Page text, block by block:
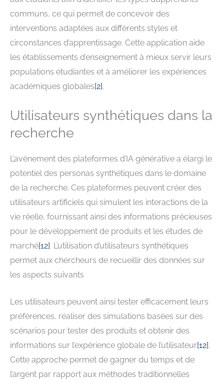
communs, ce qui permet de concevoir des
interventions adaptées aux différents styles et
circonstances d’apprentissage. Cette application aide
les établissements d’enseignement à mieux servir leurs
populations étudiantes et à améliorer les expériences
académiques globales[2].
Utilisateurs synthétiques dans la
recherche
L’avènement des plateformes d’IA générative a élargi le
potentiel des personas synthétiques dans le domaine
de la recherche. Ces plateformes peuvent créer des
utilisateurs artificiels qui simulent les interactions de la
vie réelle, fournissant ainsi des informations précieuses
pour le développement de produits et les études de
marché[12]. L’utilisation d’utilisateurs synthétiques
permet aux chercheurs de recueillir des données sur
les aspects suivants
Les utilisateurs peuvent ainsi tester efficacement leurs
préférences, réaliser des simulations basées sur des
scénarios pour tester des produits et obtenir des
informations sur l’expérience globale de l’utilisateur[12].
Cette approche permet de gagner du temps et de
l’argent par rapport aux méthodes traditionnelles